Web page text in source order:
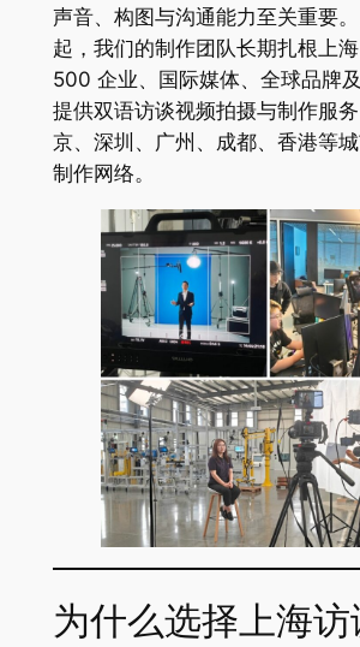
声音、构图与沟通能力至关重要
起，我们的制作团队长期扎根上
500 企业、国际媒体、全球品牌
提供双语访谈视频拍摄与制作服
京、深圳、广州、成都、香港等
制作网络。
为什么选择上海